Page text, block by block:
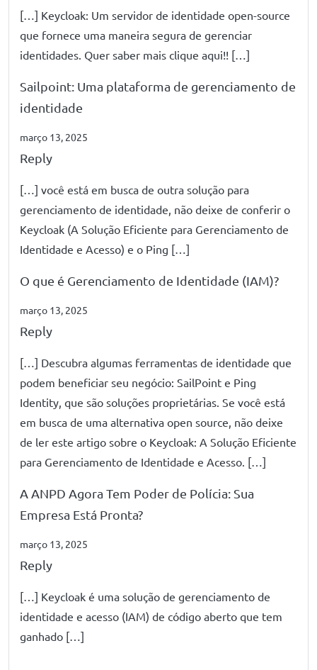
[…] Keycloak: Um servidor de identidade open-source
que fornece uma maneira segura de gerenciar
identidades. Quer saber mais clique aqui!! […]
Sailpoint: Uma plataforma de gerenciamento de
identidade
março 13, 2025
Reply
[…] você está em busca de outra solução para
gerenciamento de identidade, não deixe de conferir o
Keycloak (A Solução Eficiente para Gerenciamento de
Identidade e Acesso) e o Ping […]
O que é Gerenciamento de Identidade (IAM)?
março 13, 2025
Reply
[…] Descubra algumas ferramentas de identidade que
podem beneficiar seu negócio: SailPoint e Ping
Identity, que são soluções proprietárias. Se você está
em busca de uma alternativa open source, não deixe
de ler este artigo sobre o Keycloak: A Solução Eficiente
para Gerenciamento de Identidade e Acesso. […]
A ANPD Agora Tem Poder de Polícia: Sua
Empresa Está Pronta?
março 13, 2025
Reply
[…] Keycloak é uma solução de gerenciamento de
identidade e acesso (IAM) de código aberto que tem
ganhado […]